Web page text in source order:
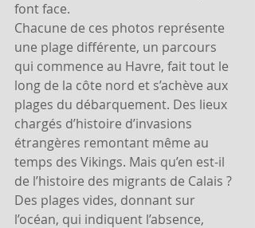
font face.
Chacune de ces photos représente
une plage différente, un parcours
qui commence au Havre, fait tout le
long de la côte nord et s’achève aux
plages du débarquement. Des lieux
chargés d’histoire d’invasions
étrangères remontant même au
temps des Vikings. Mais qu’en est-il
de l’histoire des migrants de Calais ?
Des plages vides, donnant sur
l’océan, qui indiquent l’absence,